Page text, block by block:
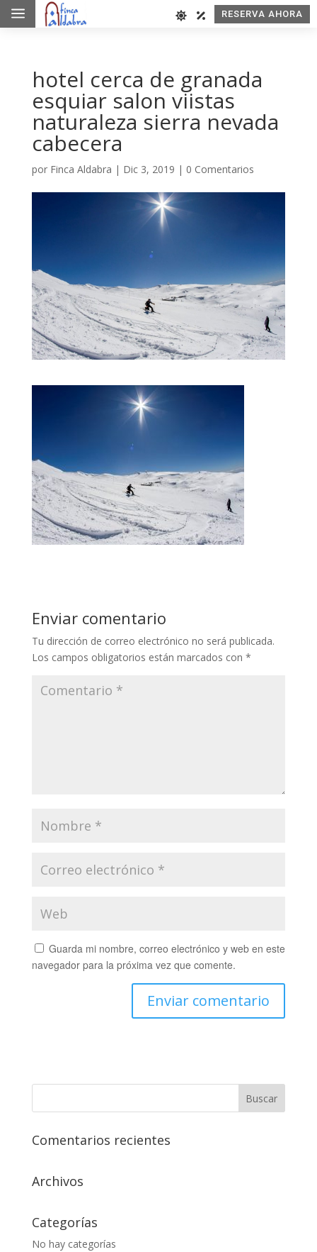
a RESERVA AHORA
hotel cerca de granada
esquiar salon viistas
naturaleza sierra nevada
cabecera
por Finca Aldabra | Dic 3, 2019 | 0 Comentarios
Enviar comentario
Tu dirección de correo electrónico no será publicada.
Los campos obligatorios están marcados con *
Guarda mi nombre, correo electrónico y web en este
navegador para la próxima vez que comente.
Comentarios recientes
Archivos
Categorías
No hay categorías